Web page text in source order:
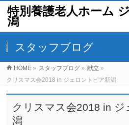
特別養護老人ホーム
潟
スタッフブログ
HOME » スタッフブログ » 献立 »
クリスマス会2018 in ジェロントピア新潟
クリスマス会2018 in ジ
潟